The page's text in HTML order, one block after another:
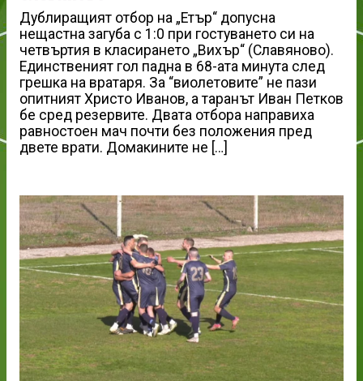
Дублиращият отбор на „Етър“ допусна
нещастна загуба с 1:0 при гостуването си на
четвъртия в класирането „Вихър“ (Славяново).
Единственият гол падна в 68-ата минута след
грешка на вратаря. За “виолетовите” не пази
опитният Христо Иванов, а таранът Иван Петков
бе сред резервите. Двата отбора направиха
равностоен мач почти без положения пред
двете врати. Домакините не […]